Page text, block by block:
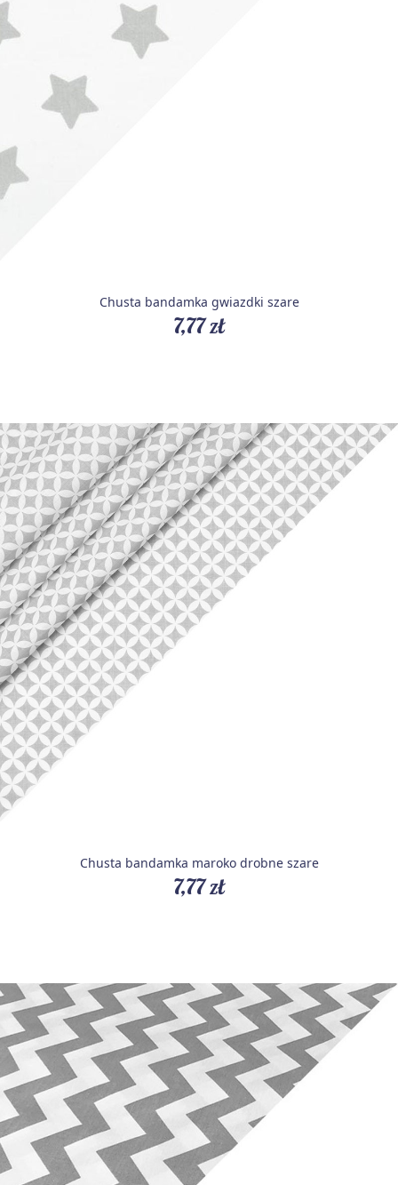
Chusta bandamka gwiazdki szare
7,77 zł
Chusta bandamka maroko drobne szare
7,77 zł